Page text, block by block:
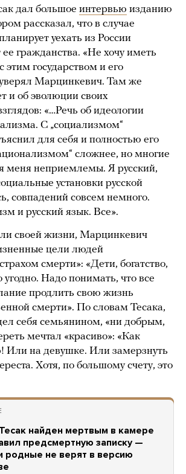
дал большое интервью изданию
рассказал, что в случае
уехать из России
ее гражданства. «Не хочу иметь
этим государством и его
Марцинкевич. Там же
и об эволюции своих
«…Речь об идеологии
С „социализмом“
для себя и полностью его
сложнее, но многие
меня неприемлемы. Я русский,
установки русской
совпадений совсем немного.
и русский язык. Все».
своей жизни, Марцинкевич
цели людей
смерти»: «Дети, богатство,
угодно. Надо понимать, что все
продлить свою жизнь
смерти». По словам Тесака,
себя семьянином, «ни добрым,
мечтал «красиво»: «Как
Или на девушке. Или замерзнуть
Хотя, по большому счету, это
найден мертвым в камере
предсмертную записку —
родные не верят в версию